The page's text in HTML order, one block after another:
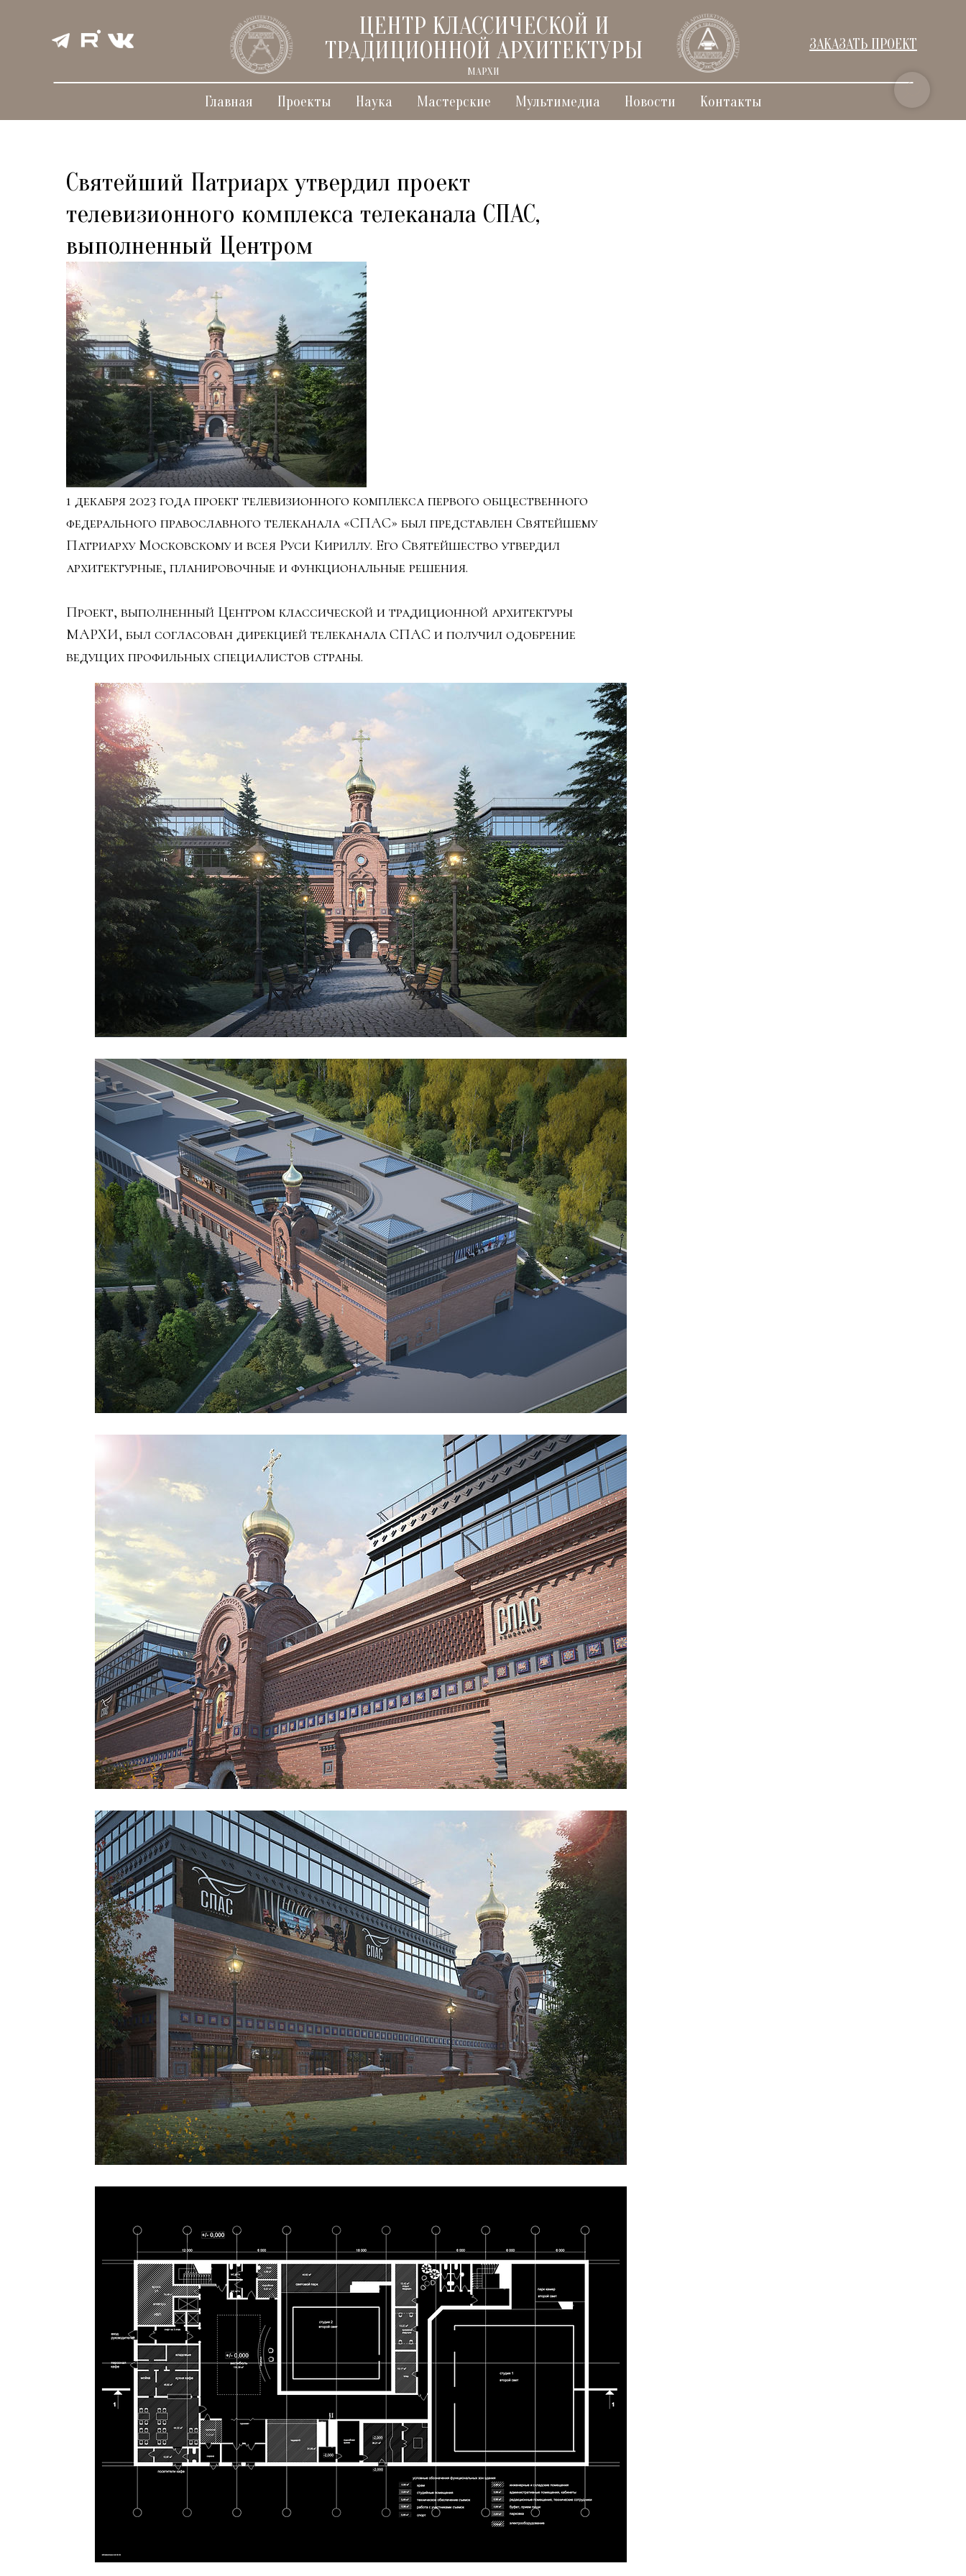
МАРХИ
ЦЕНТР КЛАССИЧЕСКОЙ И
ТРАДИЦИОННОЙ АРХИТЕКТУРЫ
ЗАКАЗАТЬ ПРОЕКТ
Главная Проекты Наука Мастерские Мультимедиа Новости Контакты
Святейший Патриарх утвердил проект
телевизионного комплекса телеканала СПАС,
выполненный Центром
1 декабря 2023 года проект телевизионного комплекса первого общественного
федерального православного телеканала «СПАС» был представлен Святейшему
Патриарху Московскому и всея Руси Кириллу. Его Святейшество утвердил
архитектурные, планировочные и функциональные решения.
Проект, выполненный Центром классической и традиционной архитектуры
МАРХИ, был согласован дирекцией телеканала СПАС и получил одобрение
ведущих профильных специалистов страны.